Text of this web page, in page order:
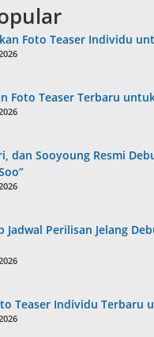
Foto Teaser Individu
Foto Teaser Terbaru
dan Sooyoung Resmi
Jadwal Perilisan Jelang
Teaser Individu Terbaru